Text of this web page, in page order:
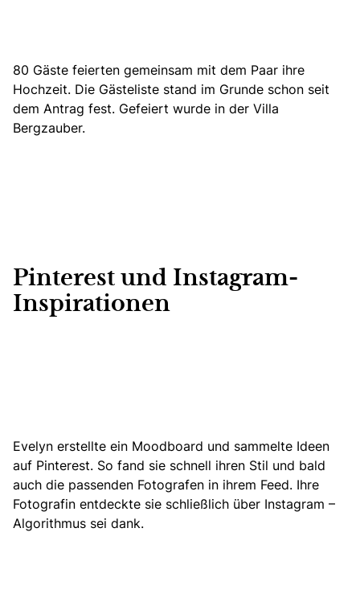
80 Gäste feierten gemeinsam mit dem Paar ihre
Hochzeit. Die Gästeliste stand im Grunde schon seit
dem Antrag fest. Gefeiert wurde in der Villa
Bergzauber.
Pinterest und Instagram-
Inspirationen
Evelyn erstellte ein Moodboard und sammelte Ideen
auf Pinterest. So fand sie schnell ihren Stil und bald
auch die passenden Fotografen in ihrem Feed. Ihre
Fotografin entdeckte sie schließlich über Instagram –
Algorithmus sei dank.